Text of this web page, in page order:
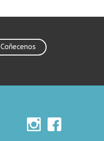
Coñecenos